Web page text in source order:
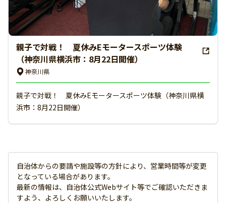
親子で対戦！ 夏休みEモータースポーツ体験
（神奈川県横浜市：8月22日開催）
神奈川県
親子で対戦！ 夏休みEモータースポーツ体験（神奈川県横
浜市：8月22日開催）
自治体からの要請や施設等の方針により、営業時間等が変更
となっている場合があります。
最新の情報は、自治体公式Webサイト等でご確認いただきま
すよう、よろしくお願いいたします。